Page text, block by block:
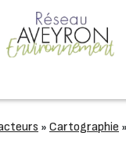
» Cartographie »